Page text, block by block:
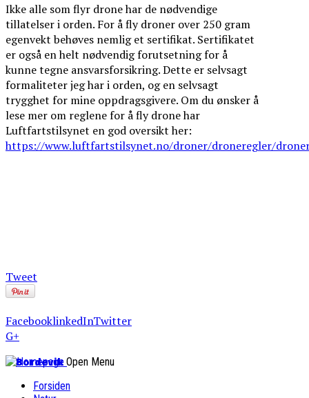
Ikke alle som flyr drone har de nødvendige
tillatelser i orden. For å fly droner over 250 gram
egenvekt behøves nemlig et sertifikat. Sertifikatet
er også en helt nødvendig forutsetning for å
kunne tegne ansvarsforsikring. Dette er selvsagt
formaliteter jeg har i orden, og en selvsagt
trygghet for mine oppdragsgivere. Om du ønsker å
lese mer om reglene for å fly drone har
Luftfartstilsynet en god oversikt her:
https://www.luftfartstilsynet.no/droner/droneregler/
Tweet
FacebooklinkedInTwitter
G+
Bordevik Open Menu
Forsiden